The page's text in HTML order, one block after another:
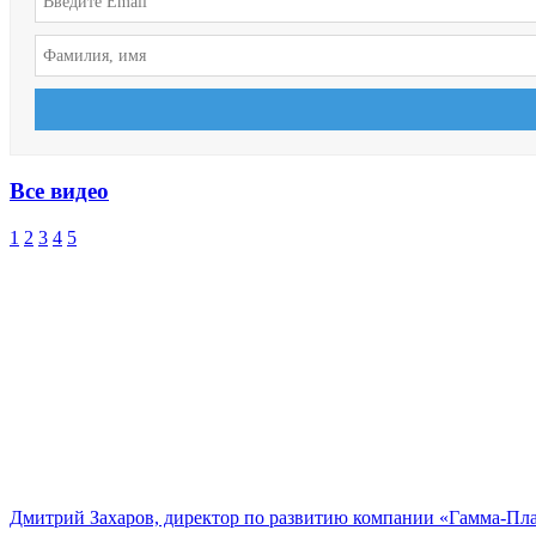
Все видео
1 2 3 4 5
Дмитрий Захаров, директор по развитию компании «Гамма-